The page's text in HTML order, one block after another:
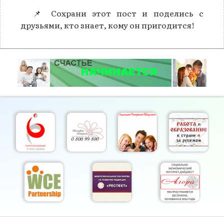
📌 Сохрани этот пост и поделись с
друзьями, кто знает, кому он пригодится!